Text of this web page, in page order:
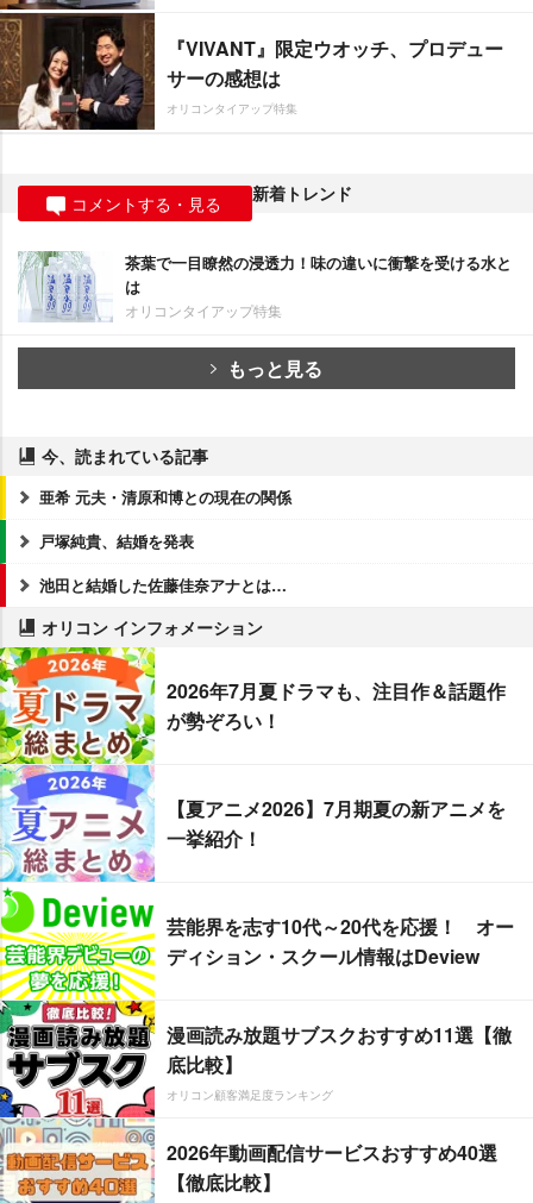
『VIVANT』限定ウオッチ、プロデュー
サーの感想は
オリコンタイアップ特集
コメントする・見る 新着トレンド
茶葉で一目瞭然の浸透力！味の違いに衝撃を受ける水と
は
オリコンタイアップ特集
もっと見る
今、読まれている記事
亜希 元夫・清原和博との現在の関係
戸塚純貴、結婚を発表
池田と結婚した佐藤佳奈アナとは…
オリコン インフォメーション
2026年7月夏ドラマも、注目作＆話題作
が勢ぞろい！
【夏アニメ2026】7月期夏の新アニメを
一挙紹介！
芸能界を志す10代～20代を応援！ オー
ディション・スクール情報はDeview
漫画読み放題サブスクおすすめ11選【徹
底比較】
オリコン顧客満足度ランキング
2026年動画配信サービスおすすめ40選
【徹底比較】